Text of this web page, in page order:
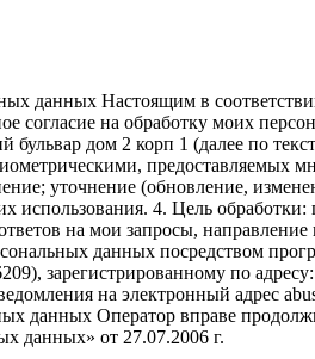
данных Настоящим в
согласие на обработку моих
бульвар дом 2 корп 1 (далее по
предоставляемых
уточнение (обновление,
использования. 4. Цель
на мои запросы,
данных посредством
зарегистрированному по
на электронный адрес
данных Оператор вправе
данных» от 27.07.2006 г.